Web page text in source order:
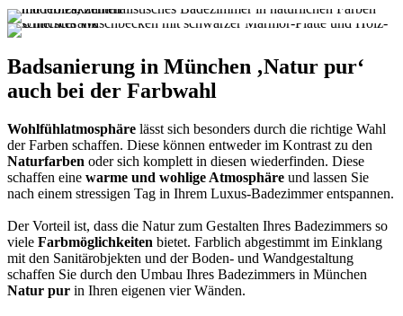
Badsanierung in München ‚Natur pur‘
auch bei der Farbwahl
Wohlfühlatmosphäre lässt sich besonders durch die richtige Wahl
der Farben schaffen. Diese können entweder im Kontrast zu den
Naturfarben oder sich komplett in diesen wiederfinden. Diese
schaffen eine warme und wohlige Atmosphäre und lassen Sie
nach einem stressigen Tag in Ihrem Luxus-Badezimmer entspannen.
Der Vorteil ist, dass die Natur zum Gestalten Ihres Badezimmers so
viele Farbmöglichkeiten bietet. Farblich abgestimmt im Einklang
mit den Sanitärobjekten und der Boden- und Wandgestaltung
schaffen Sie durch den Umbau Ihres Badezimmers in München
Natur pur in Ihren eigenen vier Wänden.